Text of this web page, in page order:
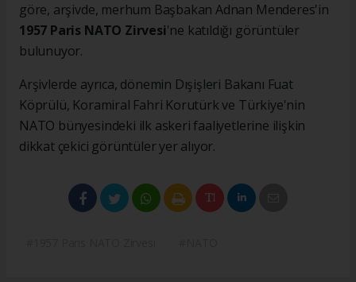
göre, arşivde, merhum Başbakan Adnan Menderes'in
1957 Paris NATO Zirvesi'ne katıldığı görüntüler
bulunuyor.
Arşivlerde ayrıca, dönemin Dışişleri Bakanı Fuat
Köprülü, Koramiral Fahri Korutürk ve Türkiye'nin
NATO bünyesindeki ilk askeri faaliyetlerine ilişkin
dikkat çekici görüntüler yer alıyor.